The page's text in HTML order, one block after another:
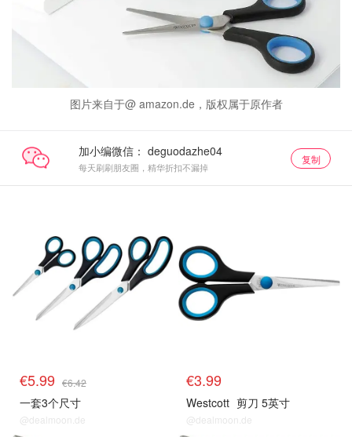
图片来自于@ amazon.de，版权属于原作者
加小编微信：
每天刷刷朋友圈，精华折扣不漏掉
复制
€5.99 €6.42
一套3个尺寸
@dealmoon.de
€3.99
Westcott 剪刀 5英寸
@dealmoon.de